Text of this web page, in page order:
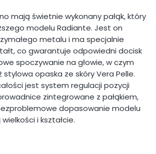
mają świetnie wykonany pałąk, który
modelu Radiante. Jest on
metalu i ma specjalnie
co gwarantuje odpowiedni docisk
spoczywanie na głowie, w czym
opaska ze skóry Vera Pelle.
jest system regulacji pozycji
zintegrowane z pałąkiem,
dopasowanie modelu
i kształcie.